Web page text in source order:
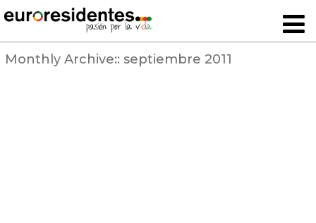
Monthly Archive:: septiembre 2011